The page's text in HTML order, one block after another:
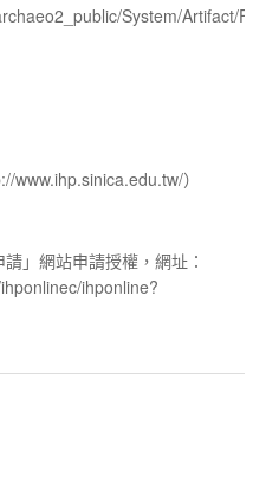
System/Artifact/
www.ihp.sinica.edu.tw/）
」網站申請授權，網址：
ihponline?